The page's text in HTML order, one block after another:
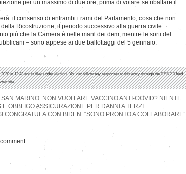
per un massimo di due ore, prima di votare se ribaltare il
il consenso di entrambi i rami del Parlamento, cosa che non
Ricostruzione, il periodo successivo alla guerra civile
più che la Camera è nelle mani dei dem, mentre le sorti del
– sono appese ai due ballottaggi del 5 gennaio.
at 12:43 and is filed underelezioni. You can follow any responses to this entry through theRSS 2.0feed.
site.
MARINO: NON VUOI FARE VACCINO ANTI-COVID? NIENTE
E OBBLIGO ASSICURAZIONE PER DANNI A TERZI
CONGRATULA CON BIDEN: “SONO PRONTO A COLLABORARE”